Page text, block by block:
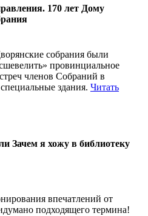
170 лет Дому
собрания были
провинциальное
членов Собраний в
здания. Читать
Зачем я хожу в библиотеку
впечатлений от
подходящего термина!